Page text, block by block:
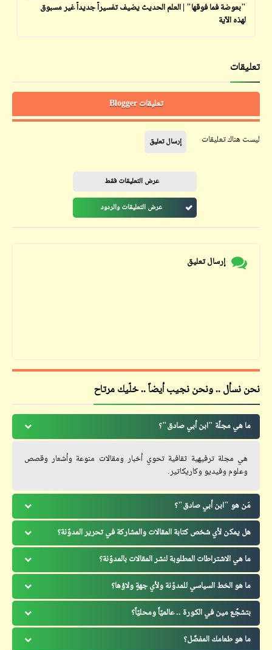
"بعوضة فما فوقها" | العلم الحديث يضيف تفسيراً جديداً غير مسبوق
لهذه الآية
تعليقات
تعليقات Blogger
ليست هناك تعليقات إرسال تعليق
عرض التعليقات فقط
عرض التعليقات والردود
إرسال تعليق
نحن نسأل .. ونحن نجيب أيضاً .. خلّيك مرتاح
ما هي مجلّة "ابن أبي صادق"؟
هي مجلة ترفيهية ثقافية تحوي أخبار ومقالات منوعة وأشعار وقصص
وعلوم وفيديو وكاريكاتير.
مَن هو "ابن أبي صادق"؟
هل يمكن لأي شخص كتابة المقالات والمشاركة في تحرير المدوّنة؟
ما هي الاشتراطات المطلوبة لنشر المقالات بالمدوّنة؟
ما هو الخط السياسي للمدوّنة ولأي جهةٍ ولاؤها؟
بتشجّع مين في الكورة .. عالميّاً ومحليّاً؟
ما هو طعامك المفضّل؟